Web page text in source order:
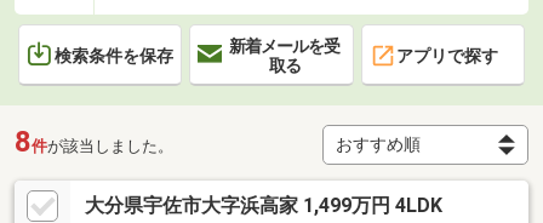
検索条件を保存
新着メールを受
取る
アプリで探す
8件が該当しました。
大分県宇佐市大字浜高家 1,499万円 4LDK